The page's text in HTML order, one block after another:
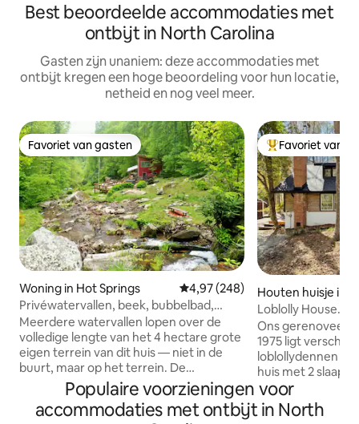
Best beoordeelde accommodaties met
ontbijt in North Carolina
Gasten zijn unaniem: deze accommodaties met
ontbijt kregen een hoge beoordeling voor hun locatie,
netheid en nog veel meer.
Favoriet van gasten
Favoriet van gasten
Woning in Hot Springs Gemiddelde beoordeling van
4,97 (248)
Privéwatervallen, beek, bubbelbad,
wandelpaden en EV II
Meerdere watervallen lopen over de
volledige lengte van het 4 hectare grote
eigen terrein van dit huis — niet in de
buurt, maar op het terrein. De
watervallen worden na zonsondergang
verlicht en 38 ramen en dakramen laten
overdag het daglicht binnen en
Topfavoriet van
Favoriet van
Houten huisje in
Loblolly House.
huisje15minUNC.
Ons
1975 ligt
loblollydennen en
huis met 2
het bos, met
hectare, met
Ontsnap aan het
Populaire voorzieningen voor
accommodaties met ontbijt in North